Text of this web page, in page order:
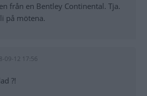
från en Bentley Continental. Tja.
på mötena.
09-12 17:56
?!